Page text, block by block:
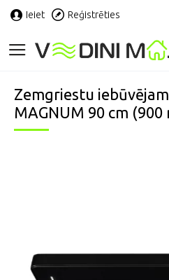
Ieiet Reģistrēties
Zemgriestu
MAGNUM 90 cm (900